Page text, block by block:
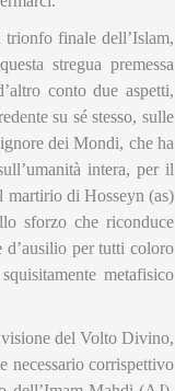
finale dell’Islam,
stregua premessa
conto due aspetti,
su sé stesso, sulle
dei Mondi, che ha
intera, per il
martirio di Hosseyn (as)
sforzo che riconduce
d’ausilio per tutti coloro
metafisico
visione del Volto Divino,
necessario corrispettivo